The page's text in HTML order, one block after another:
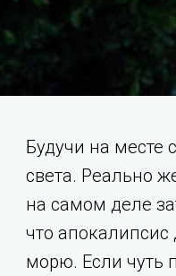
Будучи на месте
света. Реально
на самом деле
что
морю. Если чуть